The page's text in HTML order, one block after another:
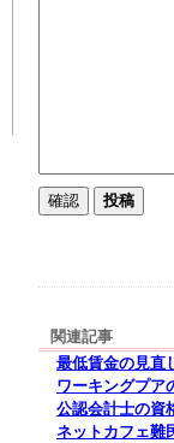
関連記事
最低賃金の見直
ワーキングプア
公認会計士の資
ネットカフェ難